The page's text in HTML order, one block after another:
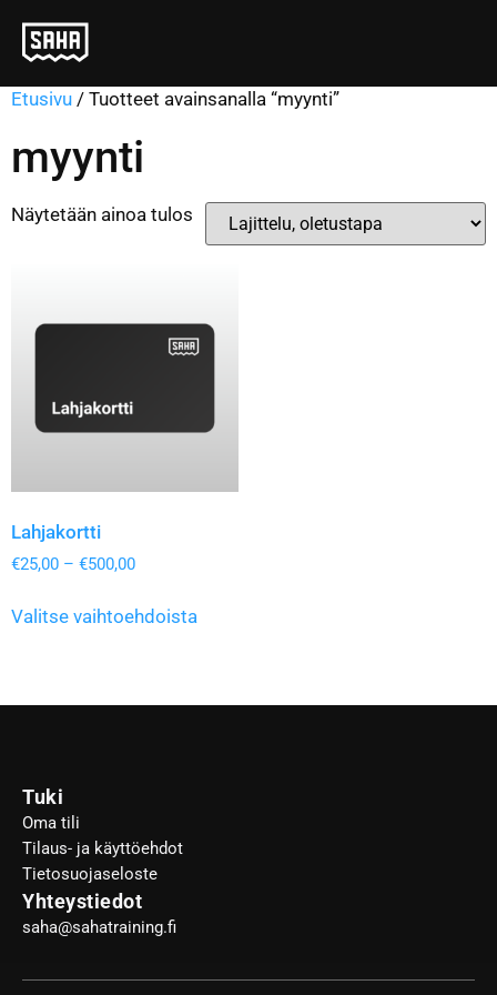
Etusivu / Tuotteet avainsanalla “myynti”
myynti
Näytetään ainoa tulos
Lahjakortti
€25,00 – €500,00
Valitse vaihtoehdoista
Tuki
Oma tili
Tilaus- ja käyttöehdot
Tietosuojaseloste
Yhteystiedot
saha@sahatraining.fi